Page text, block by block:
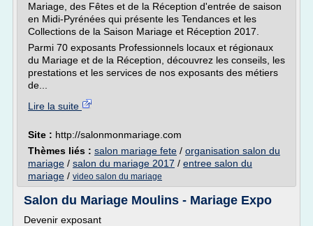
Mariage, des Fêtes et de la Réception d'entrée de saison
en Midi-Pyrénées qui présente les Tendances et les
Collections de la Saison Mariage et Réception 2017.
Parmi 70 exposants Professionnels locaux et régionaux
du Mariage et de la Réception, découvrez les conseils, les
prestations et les services de nos exposants des métiers
de...
Lire la suite
Site : http://salonmonmariage.com
Thèmes liés : salon mariage fete / organisation salon du
mariage / salon du mariage 2017 / entree salon du
mariage / video salon du mariage
Salon du Mariage Moulins - Mariage Expo
Devenir exposant